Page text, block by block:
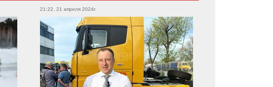
21:22, 21 апреля 2024г.